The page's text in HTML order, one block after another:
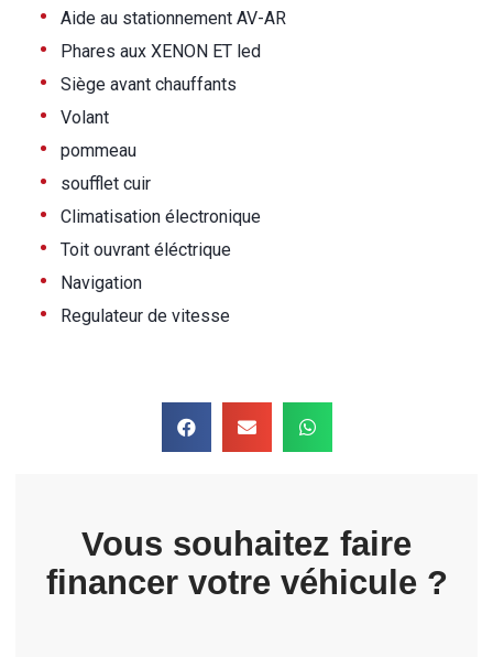
• Aide au stationnement AV-AR
• Phares aux XENON ET led
• Siège avant chauffants
• Volant
• pommeau
• soufflet cuir
• Climatisation électronique
• Toit ouvrant éléctrique
• Navigation
• Regulateur de vitesse
Vous souhaitez faire
financer votre véhicule ?